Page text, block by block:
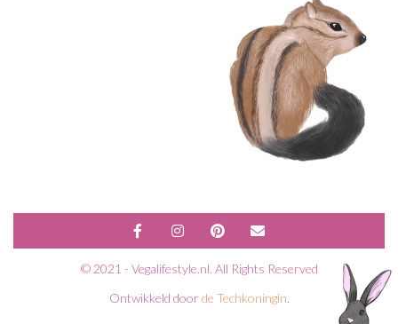
© 2021 - Vegalifestyle.nl. All Rights Reserved
Ontwikkeld door de Techkoningin.